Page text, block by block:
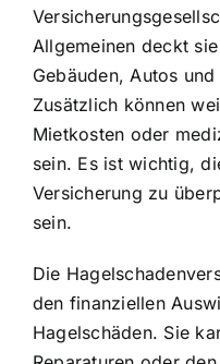
Allgemeinen deckt
Gebäuden, Autos
Zusätzlich können
Mietkosten oder
sein. Es ist wichtig,
Versicherung zu
sein.
Die
den finanziellen
Hagelschäden. Sie